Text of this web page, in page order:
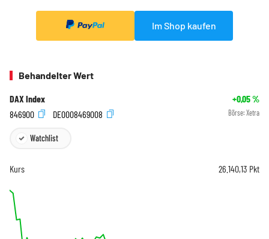
Im Shop kaufen
Behandelter Wert
DAX Index +0,05%
846900
DE0008469008 Börse: Xetra
Watchlist
Kurs 26.140,13 Pkt